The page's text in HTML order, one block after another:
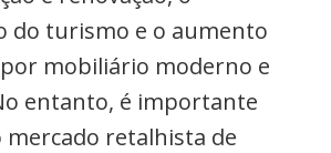
do turismo e o aumento
mobiliário moderno e
entanto, é importante
retalhista de